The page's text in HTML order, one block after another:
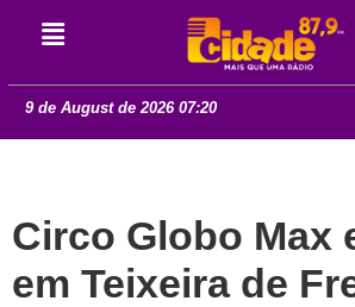
9 de August de 2026 07:20
Circo Globo Max
em Teixeira de